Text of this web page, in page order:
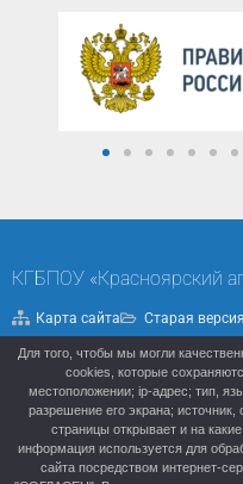
КГБПОУ «Красноярский
Карта сайта Старая
Политика
Для того, чтобы мы могли
cookies, которые
местоположении; ip-адрес; тип,
разрешение его экрана; источник,
страницы открывает и на
информация используется для
сайта посредством интернет-